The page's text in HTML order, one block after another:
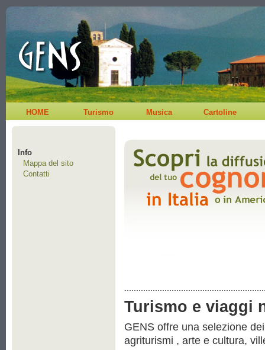
HOME Turismo Musica Cartoline
Info
Mappa del sito
Contatti
Turismo e viaggi
GENS offre una selezione
agriturismi , arte e cultura,